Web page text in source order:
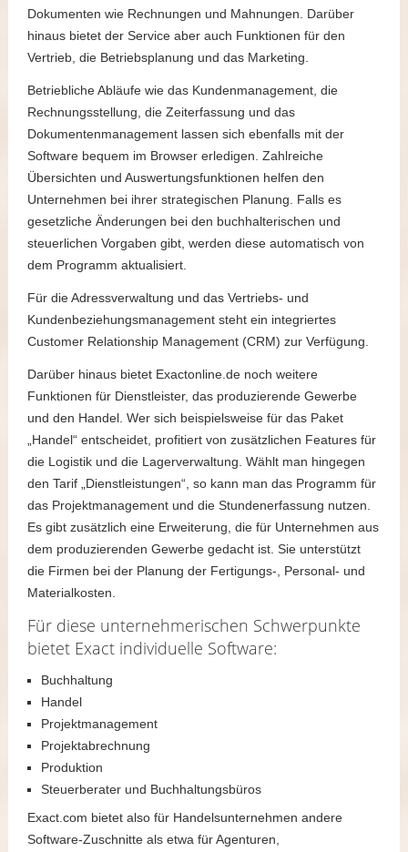
Dokumenten wie Rechnungen und Mahnungen. Darüber
hinaus bietet der Service aber auch Funktionen für den
Vertrieb, die Betriebsplanung und das Marketing.
Betriebliche Abläufe wie das Kundenmanagement, die
Rechnungsstellung, die Zeiterfassung und das
Dokumentenmanagement lassen sich ebenfalls mit der
Software bequem im Browser erledigen. Zahlreiche
Übersichten und Auswertungsfunktionen helfen den
Unternehmen bei ihrer strategischen Planung. Falls es
gesetzliche Änderungen bei den buchhalterischen und
steuerlichen Vorgaben gibt, werden diese automatisch von
dem Programm aktualisiert.
Für die Adressverwaltung und das Vertriebs- und
Kundenbeziehungsmanagement steht ein integriertes
Customer Relationship Management (CRM) zur Verfügung.
Darüber hinaus bietet Exactonline.de noch weitere
Funktionen für Dienstleister, das produzierende Gewerbe
und den Handel. Wer sich beispielsweise für das Paket
„Handel“ entscheidet, profitiert von zusätzlichen Features für
die Logistik und die Lagerverwaltung. Wählt man hingegen
den Tarif „Dienstleistungen“, so kann man das Programm für
das Projektmanagement und die Stundenerfassung nutzen.
Es gibt zusätzlich eine Erweiterung, die für Unternehmen aus
dem produzierenden Gewerbe gedacht ist. Sie unterstützt
die Firmen bei der Planung der Fertigungs-, Personal- und
Materialkosten.
Für diese unternehmerischen Schwerpunkte
bietet Exact individuelle Software:
Buchhaltung
Handel
Projektmanagement
Projektabrechnung
Produktion
Steuerberater und Buchhaltungsbüros
Exact.com bietet also für Handelsunternehmen andere
Software-Zuschnitte als etwa für Agenturen,